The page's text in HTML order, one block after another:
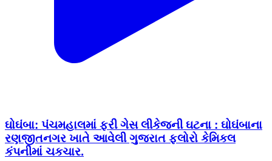
ઘોઘંબા: પંચમહાલમાં ફરી ગેસ લીકેજની ઘટના : ઘોઘંબાના
રણજીતનગર ખાતે આવેલી ગુજરાત ફ્લોરો કેમિકલ
કંપનીમાં ચકચાર.